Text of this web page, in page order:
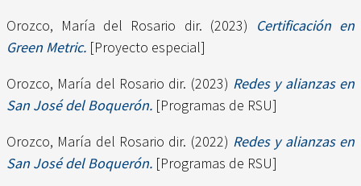
Orozco, María del Rosario dir. (2023) Certificación en
Green Metric. [Proyecto especial]
Orozco, María del Rosario dir. (2023) Redes y alianzas en
San José del Boquerón. [Programas de RSU]
Orozco, María del Rosario dir. (2022) Redes y alianzas en
San José del Boquerón. [Programas de RSU]